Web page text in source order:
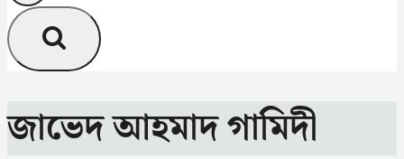
জাভেদ আহমাদ গামিদী